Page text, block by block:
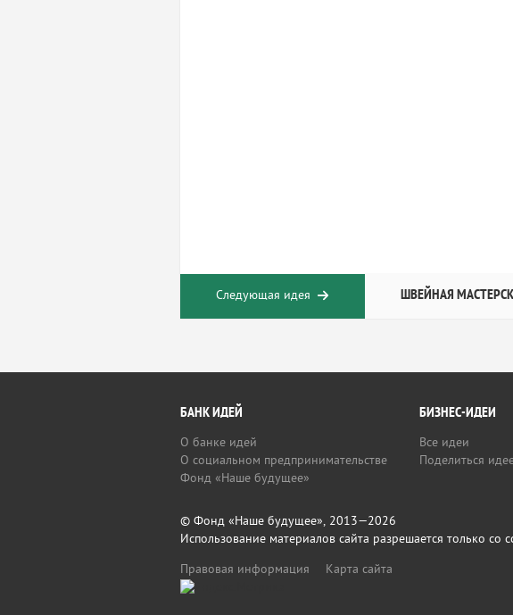
Следующая идея ШВЕЙНАЯ
БАНК ИДЕЙ
О банке идей
О социальном предпринимательстве
Фонд «Наше будущее»
БИЗНЕС-ИДЕИ
Все идеи
Поделиться
© Фонд «Наше будущее», 2013—2026
Использование материалов сайта разрешается только со
Правовая информация
Карта сайта